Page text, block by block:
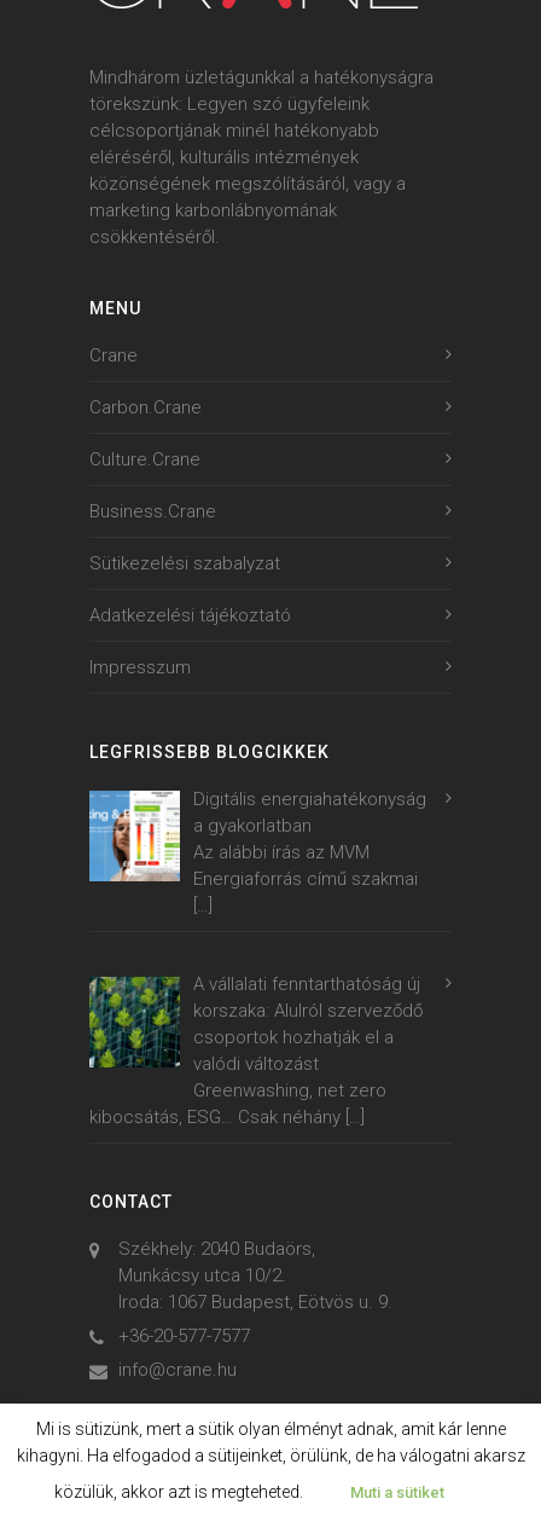
Mindhárom üzletágunkkal a hatékonyságra
törekszünk: Legyen szó ügyfeleink
célcsoportjának minél hatékonyabb
eléréséről, kulturális intézmények
közönségének megszólításáról, vagy a
marketing karbonlábnyomának
csökkentéséről.
MENU
Crane
Carbon.Crane
Culture.Crane
Business.Crane
Sütikezelési szabalyzat
Adatkezelési tájékoztató
Impresszum
LEGFRISSEBB BLOGCIKKEK
Digitális energiahatékonyság
a gyakorlatban
Az alábbi írás az MVM
Energiaforrás című szakmai
[…]
A vállalati fenntarthatóság új
korszaka: Alulról szerveződő
csoportok hozhatják el a
valódi változást
Greenwashing, net zero
kibocsátás, ESG… Csak néhány […]
CONTACT
Székhely: 2040 Budaörs,
Munkácsy utca 10/2.
Iroda: 1067 Budapest, Eötvös u. 9.
+36-20-577-7577
info@crane.hu
© 2006. - 2023. Crane International
Mi is sütizünk, mert a sütik olyan élményt adnak, amit kár lenne
kihagyni. Ha elfogadod a sütijeinket, örülünk, de ha válogatni akarsz
közülük, akkor azt is megteheted.
Muti a sütiket